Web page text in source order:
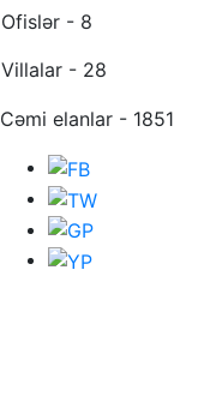
Ofislər - 8
Villalar - 28
Cəmi elanlar - 1851